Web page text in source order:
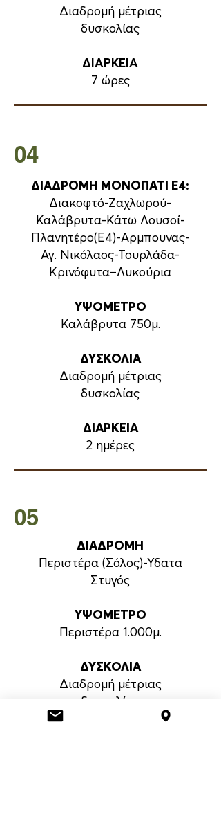
Διαδρομή μέτριας
δυσκολίας
ΔΙΑΡΚΕΙΑ
7 ώρες
04
ΔΙΑΔΡΟΜΗ ΜΟΝΟΠΑΤΙ Ε4:
Διακοφτό-Ζαχλωρού-
Καλάβρυτα-Κάτω Λουσοί-
Πλανητέρο(Ε4)-Αρμπουνας-
Αγ. Νικόλαος-Τουρλάδα-
Κρινόφυτα–Λυκούρια
ΥΨΟΜΕΤΡΟ
Καλάβρυτα 750μ.
ΔΥΣΚΟΛΙΑ
Διαδρομή μέτριας
δυσκολίας
ΔΙΑΡΚΕΙΑ
2 ημέρες
05
ΔΙΑΔΡΟΜΗ
Περιστέρα (Σόλος)-Υδατα
Στυγός
ΥΨΟΜΕΤΡΟ
Περιστέρα 1.000μ.
ΔΥΣΚΟΛΙΑ
Διαδρομή μέτριας
δυσκολίας